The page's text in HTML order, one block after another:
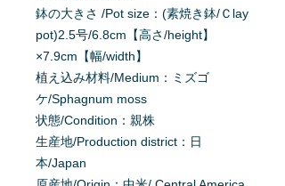
鉢の大きさ /Pot size：(素焼き鉢/Ｃlay
pot)2.5号/6.8cm【高さ/height】
×7.9cm【幅/width】
植え込み材料/Medium：ミズゴ
ケ/Sphagnum moss
状態/Condition：親株
生産地/Production district：日
本/Japan